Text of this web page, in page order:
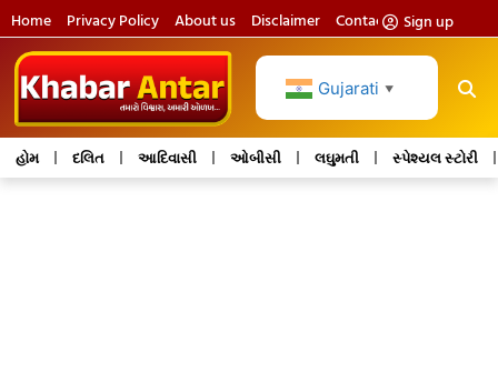
Home Privacy Policy About us Disclaimer Contact usSign up
Gujarati ▼
હોમ દલિત આદિવાસી ઓબીસી લઘુમતી સ્પેશ્યલ સ્ટોરી